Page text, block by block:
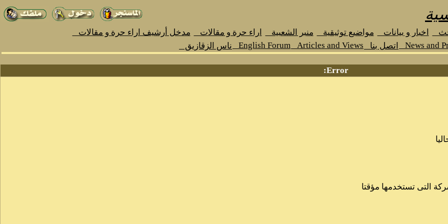
اخبار و بيانات مواضيع توثيقية منبر الشعبية اراء حرة و مقالات
مدخل أرشيف اراء حرة و مقالات
News and
اتصل بنا Articles and Views
English Forum ناس الزقازيق
Error:
التى تستخدمها مؤقتا